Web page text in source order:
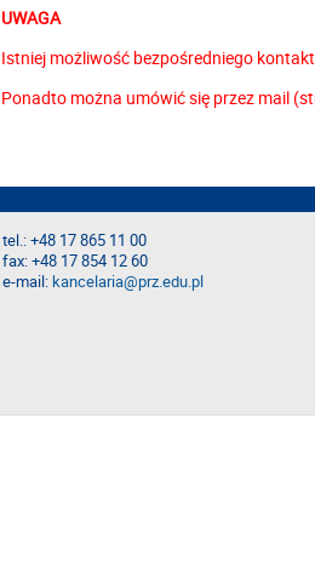
UWAGA
Istniej możliwość bezpośredniego
Ponadto można umówić się przez mail
tel.: +48 17 865 11 00
fax: +48 17 854 12 60
e-mail:kancelaria@prz.edu.pl